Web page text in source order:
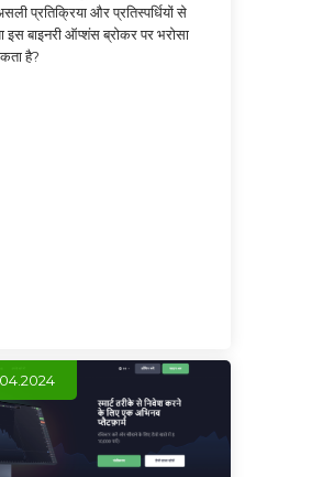
प्रतिक्रिया और प्रतिस्पर्धियों से
इस बाइनरी ऑप्शंस ब्रोकर पर भरोसा
है?